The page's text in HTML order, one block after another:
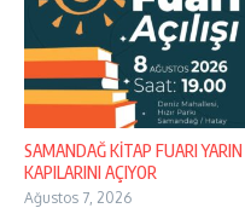
SAMANDAĞ KİTAP FUARI YARIN
KAPILARINI AÇIYOR
Ağustos 7, 2026